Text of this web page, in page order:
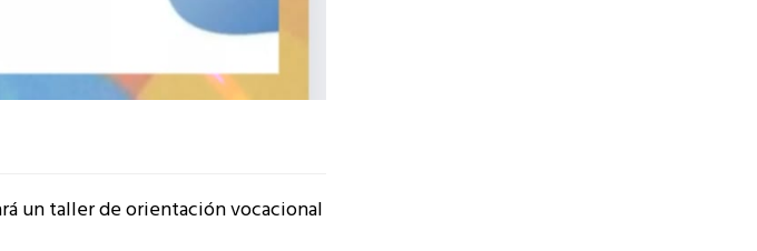
un taller de orientación vocacional